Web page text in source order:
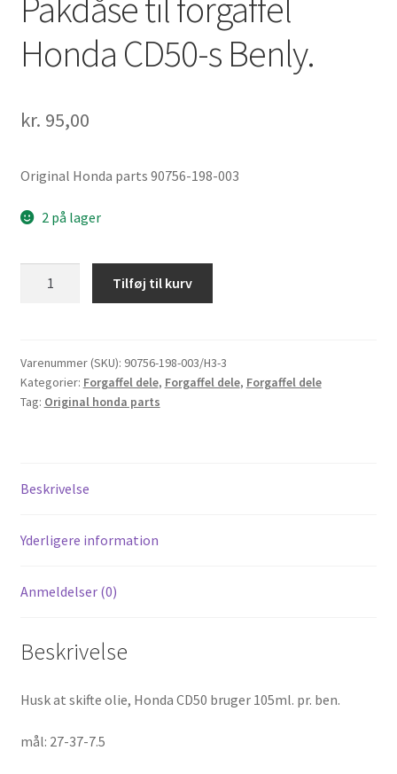
Pakdåse til forgaffel
Honda CD50-s Benly.
kr. 95,00
Original Honda parts 90756-198-003
2 på lager
CD50-
s
Benly.
Tilføj til kurv
Varenummer (SKU): 90756-198-003/H3-3
Kategorier: Forgaffel dele, Forgaffel dele, Forgaffel dele
Tag: Original honda parts
Beskrivelse
Yderligere information
Anmeldelser (0)
Beskrivelse
Husk at skifte olie, Honda CD50 bruger 105ml. pr. ben.
mål: 27-37-7.5